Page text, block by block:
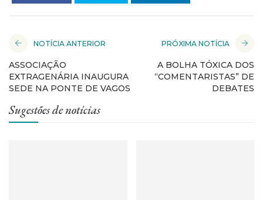
NOTÍCIA ANTERIOR
ASSOCIAÇÃO
EXTRAGENÁRIA INAUGURA
SEDE NA PONTE DE VAGOS
PRÓXIMA NOTÍCIA
A BOLHA TÓXICA DOS
“COMENTARISTAS” DE
DEBATES
Sugestões de notícias